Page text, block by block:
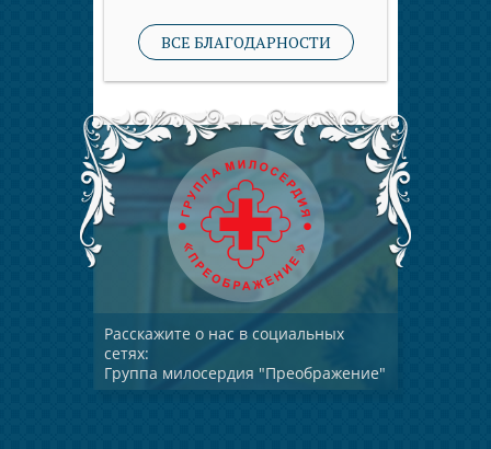
ВСЕ БЛАГОДАРНОСТИ
Расскажите о нас в социальных
сетях:
Группа милосердия "Преображение"